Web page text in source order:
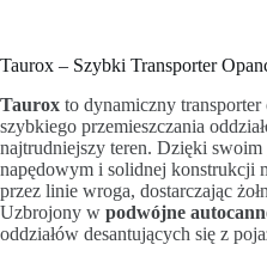
Taurox – Szybki Transporter
Taurox to dynamiczny
szybkiego przemieszczania
najtrudniejszy teren. Dzięki swoim
napędowym i solidnej konstrukcji
przez linie wroga, dostarczając
Uzbrojony w podwójne
oddziałów desantujących się z